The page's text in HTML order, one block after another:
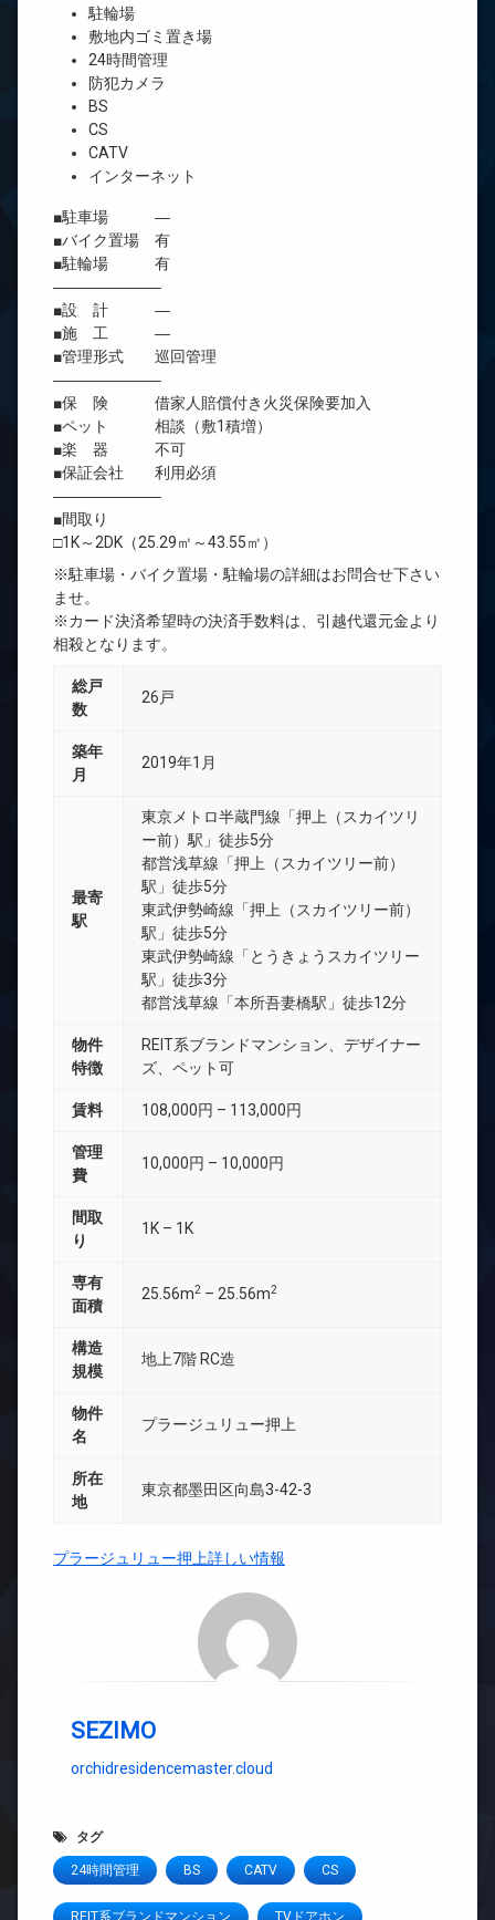
駐輪場
敷地内ゴミ置き場
24時間管理
防犯カメラ
BS
CS
CATV
インターネット
■駐車場 ―
■バイク置場 有
■駐輪場 有
―――――――
■設 計 ―
■施 工 ―
■管理形式 巡回管理
―――――――
■保 険 借家人賠償付き火災保険要加入
■ペット 相談（敷1積増）
■楽 器 不可
■保証会社 利用必須
―――――――
■間取り
□1K～2DK（25.29㎡～43.55㎡）
※駐車場・バイク置場・駐輪場の詳細はお問合せ下さい
ませ。
※カード決済希望時の決済手数料は、引越代還元金より
相殺となります。
総戸
数
26戸
築年
月
2019年1月
最寄
駅
東京メトロ半蔵門線「押上（スカイツリ
ー前）駅」徒歩5分
都営浅草線「押上（スカイツリー前）
駅」徒歩5分
東武伊勢崎線「押上（スカイツリー前）
駅」徒歩5分
東武伊勢崎線「とうきょうスカイツリー
駅」徒歩3分
都営浅草線「本所吾妻橋駅」徒歩12分
物件
特徴
REIT系ブランドマンション、デザイナー
ズ、ペット可
賃料 108,000円 – 113,000円
管理
費
10,000円 – 10,000円
間取
り
1K – 1K
専有
面積
25.56m2 – 25.56m2
構造
規模
地上7階 RC造
物件
名
プラージュリュー押上
所在
地
東京都墨田区向島3-42-3
プラージュリュー押上詳しい情報
SEZIMO
orchidresidencemaster.cloud
タグ
24時間管理 BS CATV CS
REIT系ブランドマンション TVドアホン